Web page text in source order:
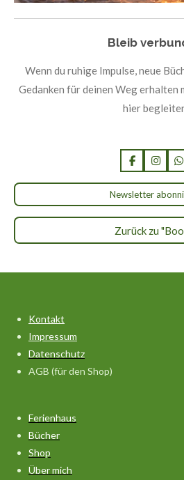
Bleib
Wenn du ruhige Impulse, neue
Gedanken für deinen Weg erhalten
hier
F
a
c
e
b
o
o
k
I
n
s
t
a
g
r
a
W
h
a
t
s
A
p
p
Newsletter
Zurück zu
Kontakt
Impressum
Datenschutz
AGB (für den Shop)
Ferienhaus
Bücher
Shop
Über mich